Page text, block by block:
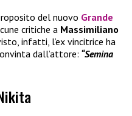
del nuovo Grande
critiche a Massimiliano
infatti, l’ex vincitrice ha
dall’attore: “Semina